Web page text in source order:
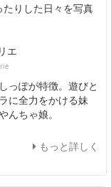
りした日々を写真
エ
っぽが特徴。遊びと
に全力をかける妹
んちゃ娘。
もっと詳しく